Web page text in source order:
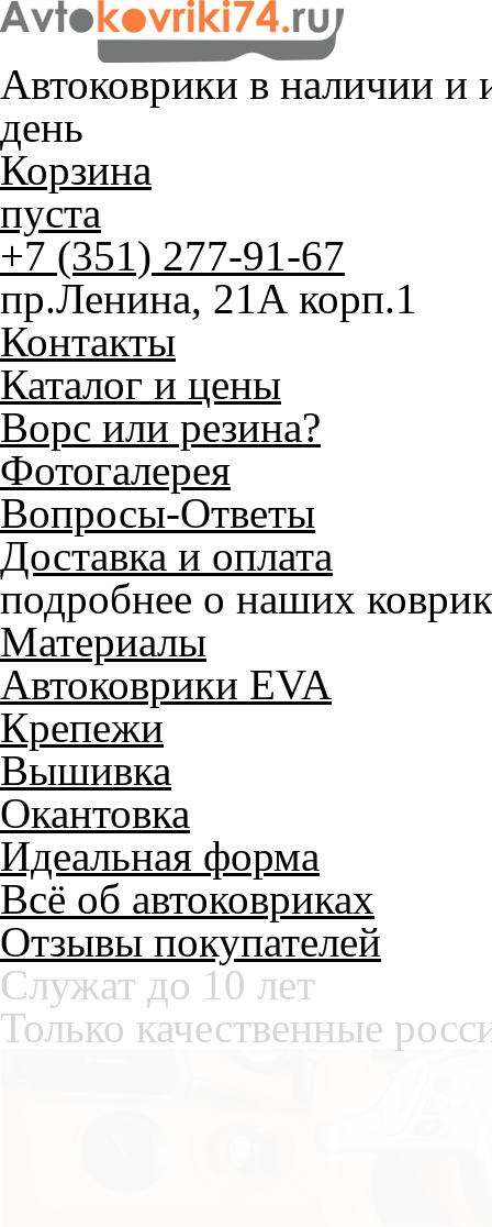
Автоковрики в наличии и
день
Корзина
пуста
+7 (351) 277-91-67
пр.Ленина, 21А корп.1
Контакты
Каталог и цены
Ворс или резина?
Фотогалерея
Вопросы-Ответы
Доставка и оплата
подробнее о наших
Материалы
Автоковрики EVA
Крепежи
Вышивка
Окантовка
Идеальная форма
Всё об автоковриках
Отзывы покупателей
Служат до 10 лет
Только качественные